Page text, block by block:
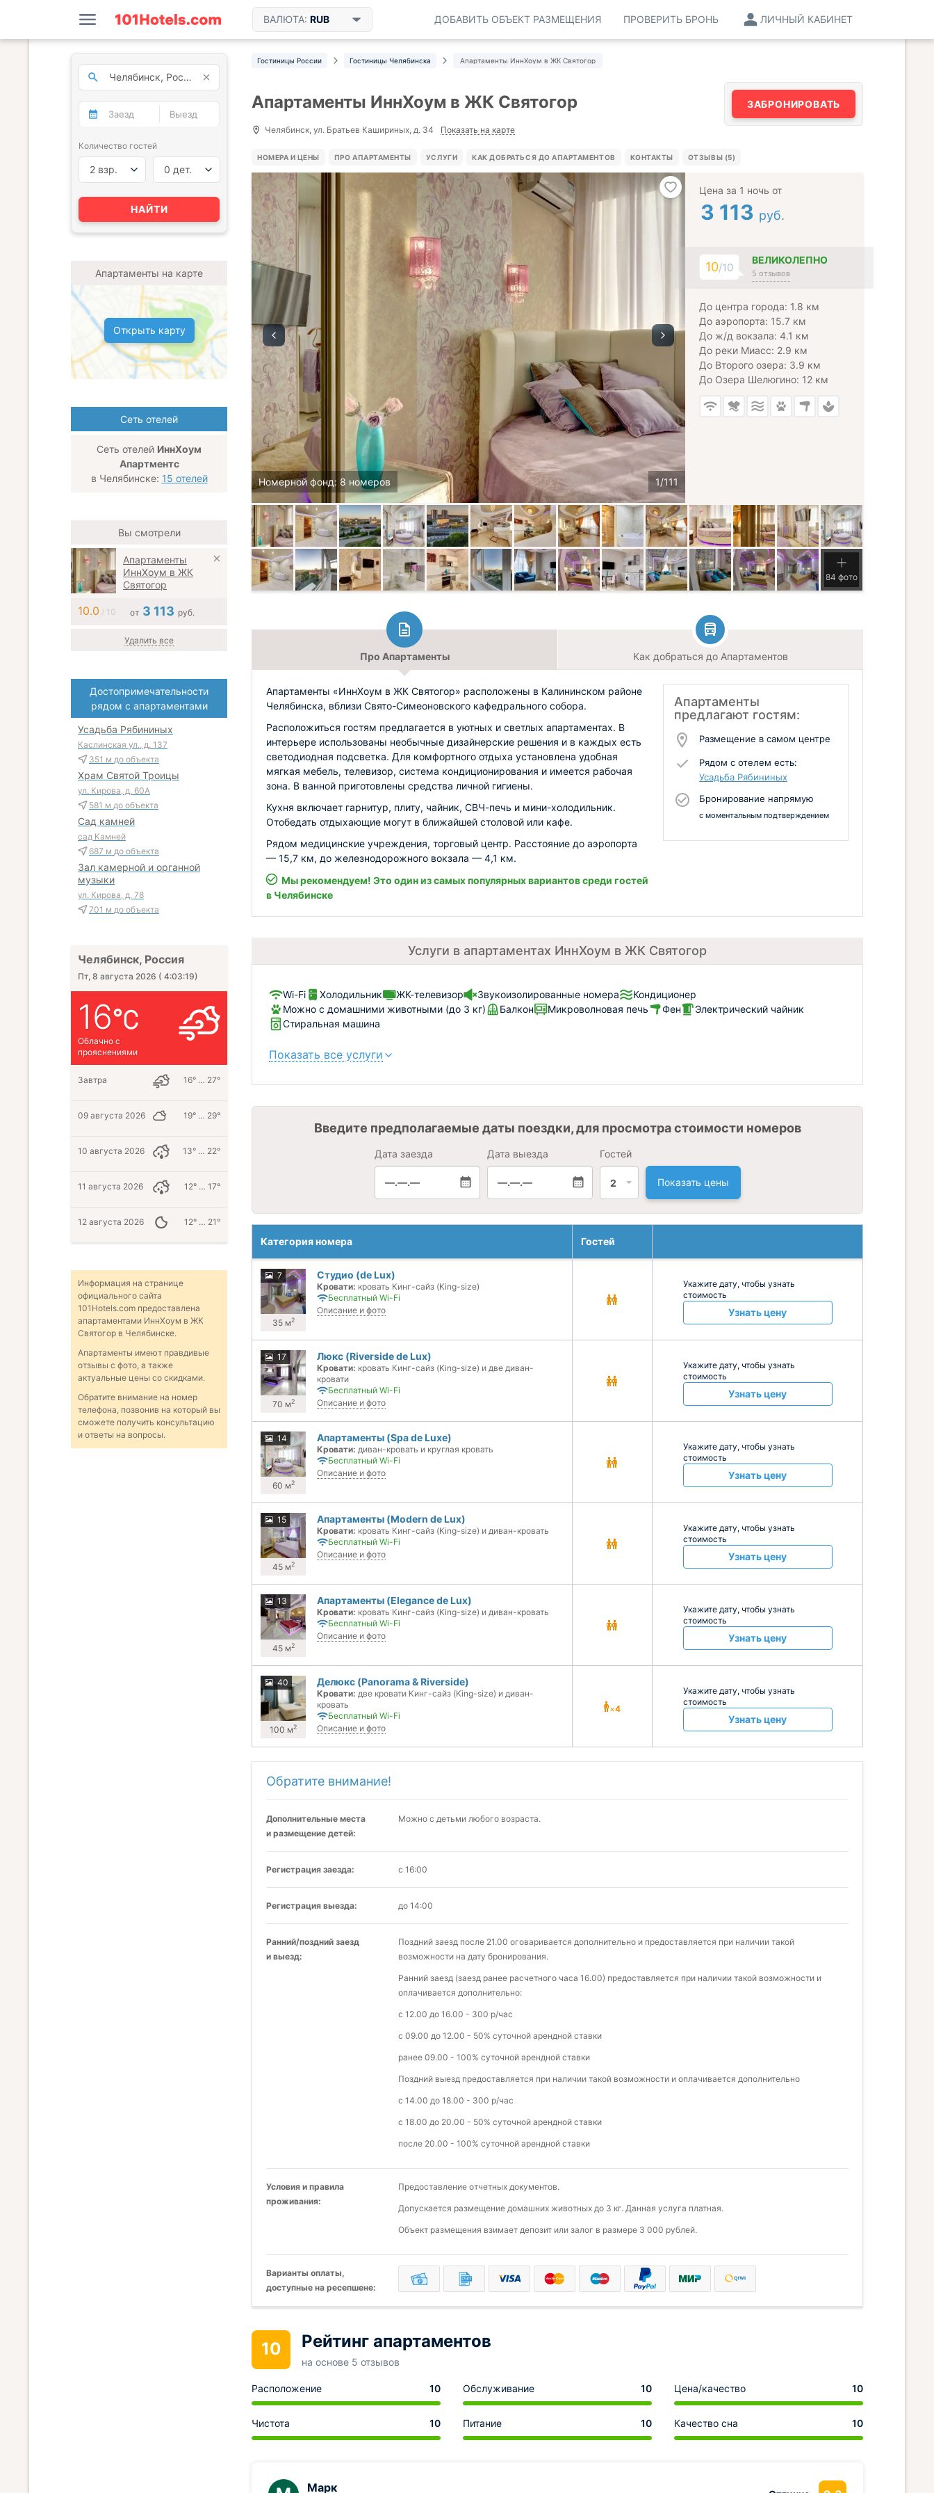
ВАЛЮТА: RUB ЛИЧНЫЙ КАБИНЕТ
ПРОВЕРИТЬ БРОНЬ
ДОБАВИТЬ ОБЪЕКТ РАЗМЕЩЕНИЯ
Гостиницы России Гостиницы Челябинска Апартаменты ИннХоум в ЖК Святогор
Апартаменты ИннХоум в ЖК Святогор
Челябинск, ул. Братьев Кашириных, д. 34 Показать на карте
ЗАБРОНИРОВАТЬ
НОМЕРА И ЦЕНЫ ПРО АПАРТАМЕНТЫ УСЛУГИ КАК ДОБРАТЬСЯ ДО АПАРТАМЕНТОВ КОНТАКТЫ ОТЗЫВЫ (5)
Номерной фонд: 8 номеров
Цена за 1 ночь от
3 113 руб.
10/10
ВЕЛИКОЛЕПНО
5 отзывов
До центра города: 1.8 км
До аэропорта: 15.7 км
До ж/д вокзала: 4.1 км
До реки Миасс: 2.9 км
До Второго озера: 3.9 км
До Озера Шелюгино: 12 км
84 фото
Про Апартаменты Как добраться до Апартаментов
Апартаменты
предлагают гостям:
Размещение в самом центре
Рядом с отелем есть:
Усадьба Рябининых
Бронирование напрямую
с моментальным подтверждением
Апартаменты «ИннХоум в ЖК Святогор» расположены в Калининском районе
Челябинска, вблизи Свято-Симеоновского кафедрального собора.
Расположиться гостям предлагается в уютных и светлых апартаментах. В
интерьере использованы необычные дизайнерские решения и в каждых есть
светодиодная подсветка. Для комфортного отдыха установлена удобная
мягкая мебель, телевизор, система кондиционирования и имеется рабочая
зона. В ванной приготовлены средства личной гигиены.
Кухня включает гарнитур, плиту, чайник, СВЧ-печь и мини-холодильник.
Отобедать отдыхающие могут в ближайшей столовой или кафе.
Рядом медицинские учреждения, торговый центр. Расстояние до аэропорта
— 15,7 км, до железнодорожного вокзала — 4,1 км.
Мы рекомендуем! Это один из самых популярных вариантов среди гостей
в Челябинске
Услуги в апартаментах ИннХоум в ЖК Святогор
Wi-Fi Холодильник ЖК-телевизор Звукоизолированные номера
Кондиционер
Можно с домашними животными (до 3 кг)
Балкон Микроволновая печь Фен
Электрический чайник
Стиральная машина
Показать все услуги
Введите предполагаемые даты поездки, для просмотра стоимости номеров
Дата заезда
—.—.—
Дата выезда
—.—.—
Гостей
2 Показать цены
Категория номера Гостей
7
35 м2
Студио (de Lux)
Кровати: кровать Кинг-сайз (King-size)
Бесплатный Wi-Fi
Описание и фото
Укажите дату, чтобы узнать
стоимость
Узнать цену
17
70 м2
Люкс (Riverside de Lux)
Кровати: кровать Кинг-сайз (King-size) и две диван-
кровати
Бесплатный Wi-Fi
Описание и фото
Укажите дату, чтобы узнать
стоимость
Узнать цену
14
60 м2
Апартаменты (Spa de Luxe)
Кровати: диван-кровать и круглая кровать
Бесплатный Wi-Fi
Описание и фото
Укажите дату, чтобы узнать
стоимость
Узнать цену
15
45 м2
Апартаменты (Modern de Lux)
Кровати: кровать Кинг-сайз (King-size) и диван-кровать
Бесплатный Wi-Fi
Описание и фото
Укажите дату, чтобы узнать
стоимость
Узнать цену
13
45 м2
Апартаменты (Elegance de Lux)
Кровати: кровать Кинг-сайз (King-size) и диван-кровать
Бесплатный Wi-Fi
Описание и фото
Укажите дату, чтобы узнать
стоимость
Узнать цену
40
100 м2
Делюкс (Panorama & Riverside)
Кровати: две кровати Кинг-сайз (King-size) и диван-
кровать
Бесплатный Wi-Fi
Описание и фото
×4
Укажите дату, чтобы узнать
стоимость
Узнать цену
Обратите внимание!
Дополнительные места
и размещение детей:
Можно с детьми любого возраста.
Регистрация заезда: с 16:00
Регистрация выезда: до 14:00
Ранний/поздний заезд
и выезд:
Поздний заезд после 21.00 оговаривается дополнительно и предоставляется при наличии такой
возможности на дату бронирования.
Ранний заезд (заезд ранее расчетного часа 16.00) предоставляется при наличии такой возможности и
оплачивается дополнительно:
с 12.00 до 16.00 - 300 р/час
с 09.00 до 12.00 - 50% суточной арендной ставки
ранее 09.00 - 100% суточной арендной ставки
Поздний выезд предоставляется при наличии такой возможности и оплачивается дополнительно
с 14.00 до 18.00 - 300 р/час
с 18.00 до 20.00 - 50% суточной арендной ставки
после 20.00 - 100% суточной арендной ставки
Условия и правила
проживания:
Предоставление отчетных документов.
Допускается размещение домашних животных до 3 кг. Данная услуга платная.
Объект размещения взимает депозит или залог в размере 3 000 рублей.
Варианты оплаты,
доступные на ресепшене:
10 Рейтинг апартаментов
на основе 5 отзывов
Расположение 10 Обслуживание 10 Цена/качество 10
Чистота 10 Питание 10 Качество сна 10
Марк
Количество гостей
2 взр. 0 дет.
НАЙТИ
Апартаменты на карте
Открыть карту
Сеть отелей
Сеть отелей ИннХоум
Апартментс
в Челябинске: 15 отелей
Вы смотрели
Апартаменты
ИннХоум в ЖК
Святогор
10.0 / 10 от 3 113 руб.
Удалить все
Достопримечательности
рядом с апартаментами
Усадьба Рябининых
Каслинская ул., д. 137
351 м до объекта
Храм Святой Троицы
ул. Кирова, д. 60А
581 м до объекта
Сад камней
сад Камней
687 м до объекта
Зал камерной и органной
музыки
ул. Кирова, д. 78
701 м до объекта
Челябинск, Россия
Пт, 8 августа 2026 ( 4:03:20)
16
Облачно с
прояснениями
Завтра 16° … 27°
09 августа 2026 19° … 29°
10 августа 2026 13° … 22°
11 августа 2026 12° … 17°
12 августа 2026 12° … 21°
Информация на странице
официального сайта
101Hotels.com предоставлена
апартаментами ИннХоум в ЖК
Святогор в Челябинске.
Апартаменты имеют правдивые
отзывы с фото, а также
актуальные цены со скидками.
Обратите внимание на номер
телефона, позвонив на который вы
сможете получить консультацию
и ответы на вопросы.